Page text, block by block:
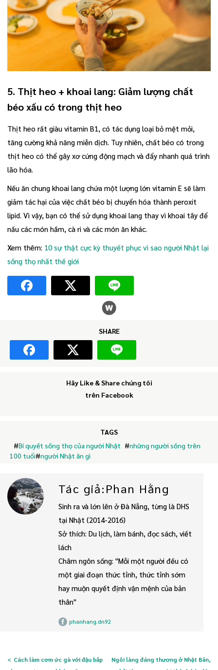
5. Thịt heo + khoai lang: Giảm lượng chất
béo xấu có trong thịt heo
Thịt heo rất giàu vitamin B1, có tác dụng loại bỏ mệt mỏi,
tăng cường khả năng miễn dịch. Tuy nhiên, chất béo có trong
thịt heo có thể gây xơ cứng động mạch và đẩy nhanh quá trình
lão hóa.
Nếu ăn chung khoai lang chứa một lượng lớn vitamin E sẽ làm
giảm tác hại của việc chất béo bị chuyển hóa thành peroxit
lipid. Vì vậy, bạn có thể sử dụng khoai lang thay vì khoai tây để
nấu các món hầm, cà ri và các món ăn khác.
Xem thêm: 10 sự thật cực kỳ thuyết phục vì sao người Nhật lại
sống thọ nhất thế giới
SHARE
Hãy Like & Share chúng tôi
trên Facebook
TAGS
#Bí quyết sống thọ của người Nhật #những người sống trên
100 tuổi#người Nhật ăn gì
Tác giả:Phan Hằng
Sinh ra và lớn lên ở Đà Nẵng, từng là DHS
tại Nhật (2014-2016)
Sở thích: Du lịch, làm bánh, đọc sách, viết
lách
Châm ngôn sống: "Mỗi một người đều có
một giai đoạn thức tỉnh, thức tỉnh sớm
hay muộn quyết định vận mệnh của bản
thân"
phanhang.dn92
Cách làm cơm ức gà với đậu bắp
Ngôi làng đáng thương ở Nhật Bản,